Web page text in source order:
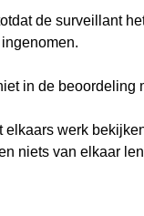
de surveillant
in de beoordeling
werk
niets van elkaar